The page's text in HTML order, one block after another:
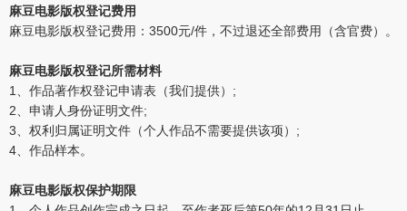
麻豆电影版权登记费用
麻豆电影版权登记费用：3500元/件，不过退还全部费用（含官费）。
麻豆电影版权登记所需材料
1、作品著作权登记申请表（我们提供）;
2、申请人身份证明文件;
3、权利归属证明文件（个人作品不需要提供该项）;
4、作品样本。
麻豆电影版权保护期限